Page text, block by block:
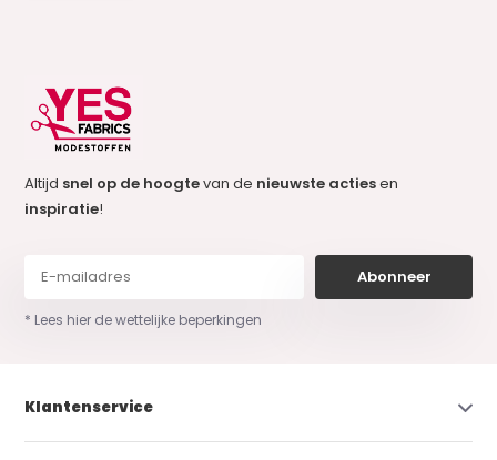
Altijd snel op de hoogtevan de nieuwste actiesen
inspiratie!
Abonneer
* Lees hier de wettelijke beperkingen
Klantenservice